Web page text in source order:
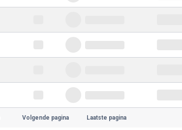
Volgende pagina Laatste pagina